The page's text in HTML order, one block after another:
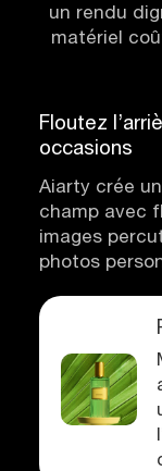
un rendu
matériel
Floutez
occasions
Aiarty crée
champ avec
images
photos